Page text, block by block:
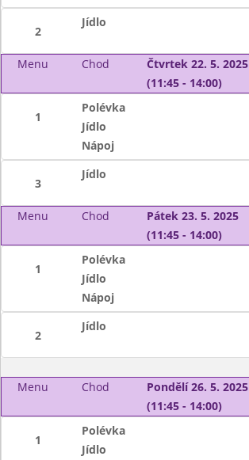
2
Jídlo
Menu Chod
Čtvrtek 22. 5. 2025
(11:45 - 14:00)
1
Polévka
Jídlo
Nápoj
3
Jídlo
Menu Chod
Pátek 23. 5. 2025
(11:45 - 14:00)
1
Polévka
Jídlo
Nápoj
2
Jídlo
Menu Chod
Pondělí 26. 5. 2025
(11:45 - 14:00)
1
Polévka
Jídlo